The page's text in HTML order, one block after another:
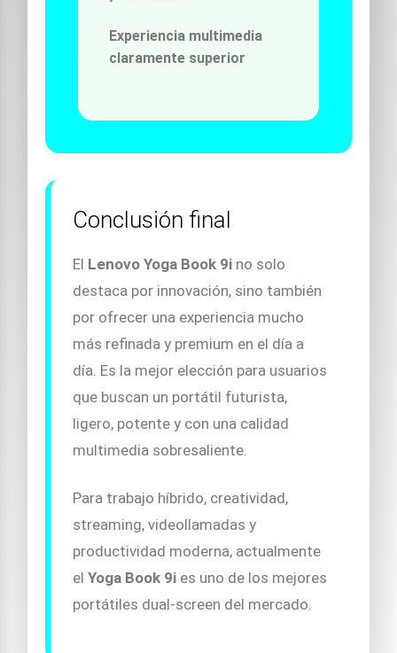
Experiencia multimedia
claramente superior
Conclusión final
El Lenovo Yoga Book 9i no solo
destaca por innovación, sino también
por ofrecer una experiencia mucho
más refinada y premium en el día a
día. Es la mejor elección para usuarios
que buscan un portátil futurista,
ligero, potente y con una calidad
multimedia sobresaliente.
Para trabajo híbrido, creatividad,
streaming, videollamadas y
productividad moderna, actualmente
elYoga Book 9i es uno de los mejores
portátiles dual-screen del mercado.